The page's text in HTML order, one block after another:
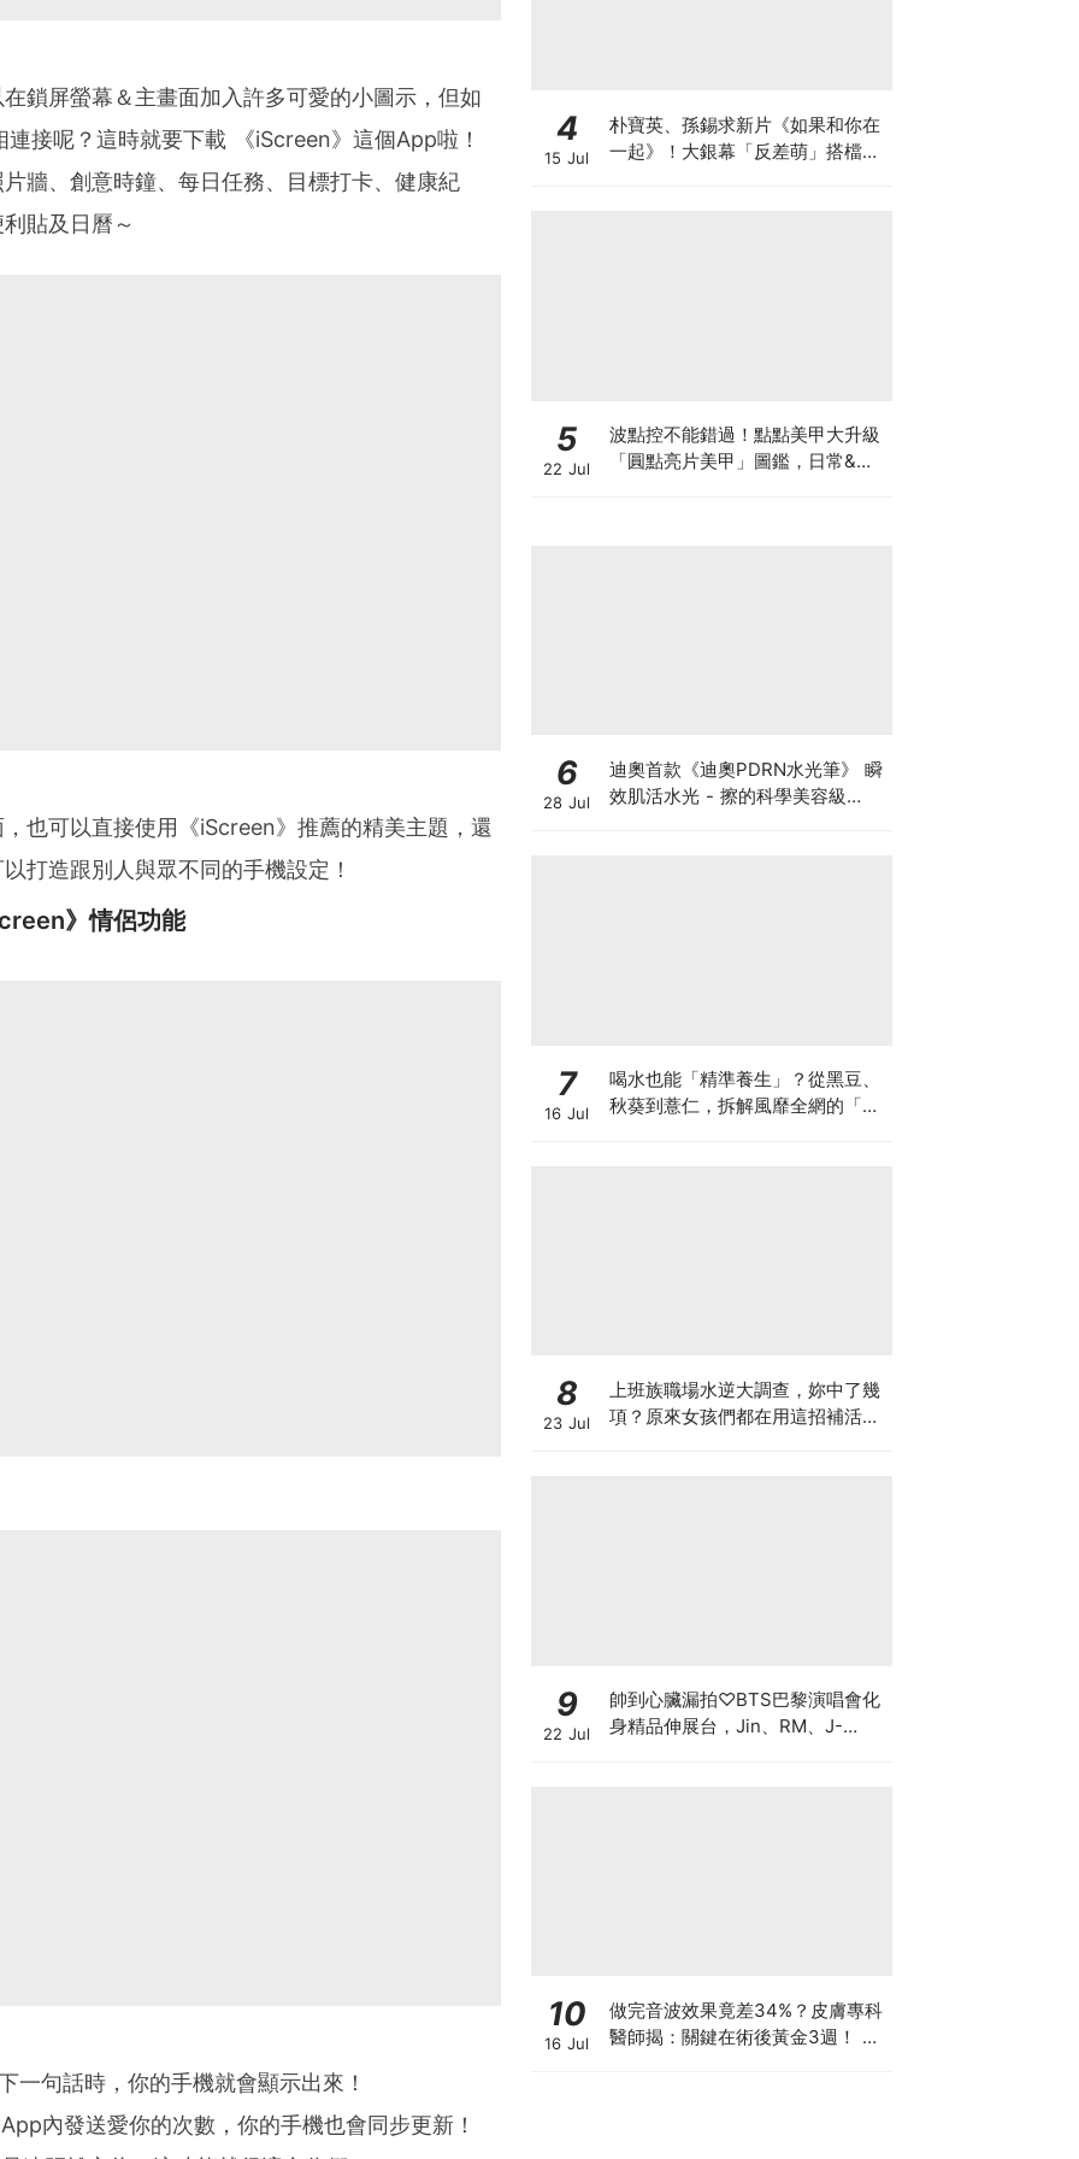
鎖屏螢幕＆主畫面加入許多可愛的小圖示，但如
接呢？這時就要下載 《iScreen》這個App啦！
牆、創意時鐘、每日任務、目標打卡、健康紀
貼及日曆～
也可以直接使用《iScreen》推薦的精美主題，還
打造跟別人與眾不同的手機設定！
》情侶功能
一句話時，你的手機就會顯示出來！
內發送愛你的次數，你的手機也會同步更新！
4
15 Jul
朴寶英、孫錫求新片《如果和你在
一起》！大銀幕「反差萌」搭檔、
5
22 Jul
波點控不能錯過！點點美甲大升級
「圓點亮片美甲」圖鑑，日常&派
6
28 Jul
迪奧首款《迪奧PDRN水光筆》 瞬
效肌活水光 - 擦的科學美容級
7
16 Jul
喝水也能「精準養生」？從黑豆、
秋葵到薏仁，拆解風靡全網的「食
8
23 Jul
上班族職場水逆大調查，妳中了幾
項？原來女孩們都在用這招補活
9
22 Jul
帥到心臟漏拍♡BTS巴黎演唱會化
身精品伸展台，Jin、RM、J-
10
16 Jul
做完音波效果竟差34%？皮膚專科
醫師揭：關鍵在術後黃金3週！ 醫